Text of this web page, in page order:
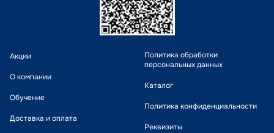
Акции
О компании
Обучение
Доставка и оплата
Политика обработки
персональных данных
Каталог
Политика конфиденциальности
Реквизиты